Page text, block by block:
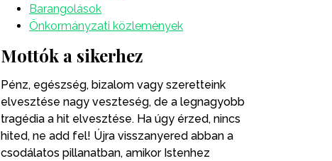
Barangolások
Önkormányzati közlemények
Mottók a sikerhez
Pénz, egészség, bizalom vagy szeretteink
elvesztése nagy veszteség, de a legnagyobb
tragédia a hit elvesztése. Ha úgy érzed, nincs
hited, ne add fel! Újra visszanyered abban a
csodálatos pillanatban, amikor Istenhez